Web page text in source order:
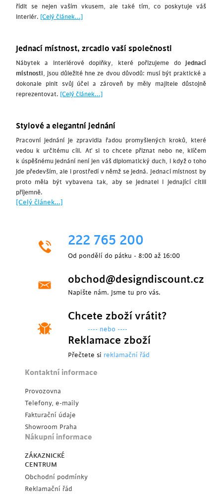
řídit se nejen vaším vkusem, ale také tím, co poskytuje váš
interiér. [Celý článek...]
Jednací místnost, zrcadlo vaší společnosti
Nábytek a interiérové doplňky, které pořizujeme do jednací
místnosti , jsou důležité hne ze dvou důvodů: musí být praktické a
dokonale plnit svůj účel a zároveň by měly majitele důstojně
reprezentovat. [Celý článek...]
Stylové a elegantní jednání
Pracovní jednání je zpravidla řadou promyšlených kroků, které
vedou k určitému cíli. Ať si to chcete přiznat nebo ne, klíčem
k úspěšnému jednání není jen váš diplomatický duch, i když o toho
jde především, ale i prostředí v němž se jedná. Jednací místnost by
proto měla být vybavena tak, aby se jednatel i jednající cítili
příjemně.
[Celý článek...]
222 765 200
Od pondělí do pátku - 8:00 až 16:00
obchod@designdiscount.cz
Napište nám. Jsme tu pro vás.
Chcete zboží vrátit?
---- nebo ----
Reklamace zboží
Přečtete si reklamační řád
Kontaktní informace
Provozovna
Telefony, e-maily
Fakturační údaje
Showroom Praha
Nákupní informace
ZÁKAZNICKÉ
CENTRUM
Obchodní podmínky
Reklamační řád